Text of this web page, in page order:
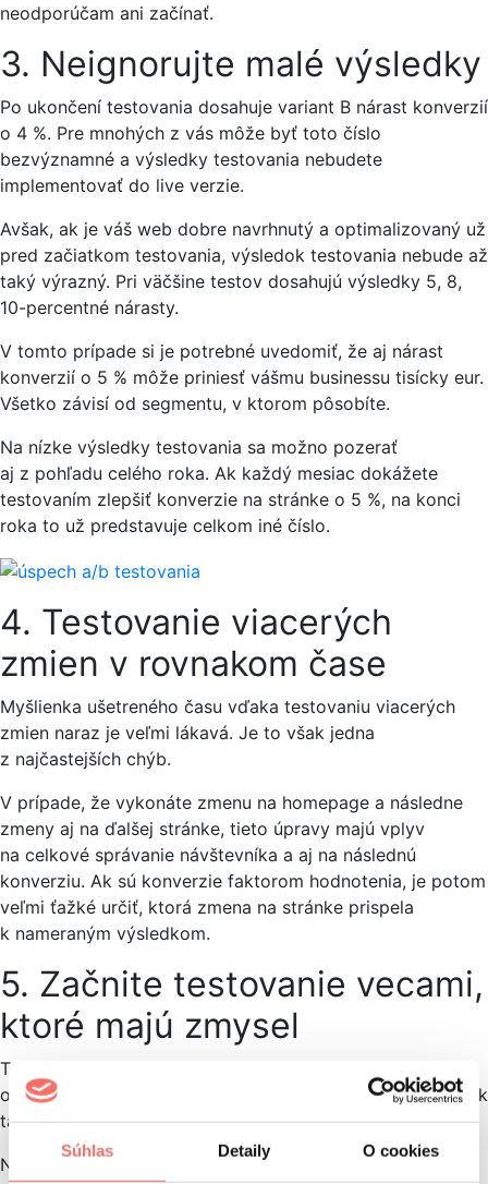
Súhlas Detaily O cookies
neodporúčam ani začínať.
3. Neignorujte malé výsledky
Po ukončení testovania dosahuje variant B nárast konverzií
o 4 %. Pre mnohých z vás môže byť toto číslo
bezvýznamné a výsledky testovania nebudete
implementovať do live verzie.
Avšak, ak je váš web dobre navrhnutý a optimalizovaný už
pred začiatkom testovania, výsledok testovania nebude až
taký výrazný. Pri väčšine testov dosahujú výsledky 5, 8,
10-percentné nárasty.
V tomto prípade si je potrebné uvedomiť, že aj nárast
konverzií o 5 % môže priniesť vášmu businessu tisícky eur.
Všetko závisí od segmentu, v ktorom pôsobíte.
Na nízke výsledky testovania sa možno pozerať
aj z pohľadu celého roka. Ak každý mesiac dokážete
testovaním zlepšiť konverzie na stránke o 5 %, na konci
roka to už predstavuje celkom iné číslo.
4. Testovanie viacerých
zmien v rovnakom čase
Myšlienka ušetreného času vďaka testovaniu viacerých
zmien naraz je veľmi lákavá. Je to však jedna
z najčastejších chýb.
V prípade, že vykonáte zmenu na homepage a následne
zmeny aj na ďalšej stránke, tieto úpravy majú vplyv
na celkové správanie návštevníka a aj na následnú
konverziu. Ak sú konverzie faktorom hodnotenia, je potom
veľmi ťažké určiť, ktorá zmena na stránke prispela
k nameraným výsledkom.
5. Začnite testovanie vecami,
ktoré majú zmysel
Testovanie farieb je fajn, ale nemá zmysel testovať 40
odtieňov jednej farby, aby ste dosiahli čo najlepší výsledok
tak, ako sa to pred časom rozhodol spraviťGoogle.
Nestrácajte čas s maličkosťami a neskúšajte náhodne